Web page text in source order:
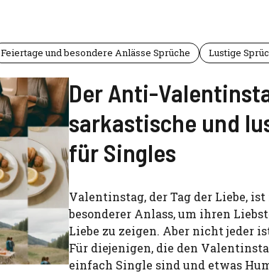
Feiertage und besondere Anlässe Sprüche Lustige
Der Anti-
sarkastische und
für Singles
Valentinstag, der Tag der Liebe,
besonderer Anlass, um ihren
Liebe zu zeigen. Aber nicht jeder
Für diejenigen, die den
einfach Single sind und etwas